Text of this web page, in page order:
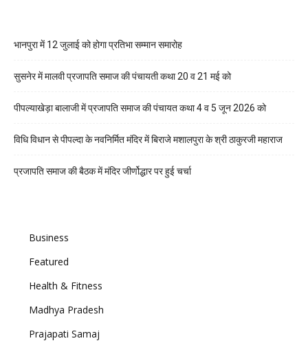
भानपुरा में 12 जुलाई को होगा प्रतिभा सम्मान समारोह
सुसनेर में मालवी प्रजापति समाज की पंचायती कथा 20 व 21 मई को
पीपल्याखेड़ा बालाजी में प्रजापति समाज की पंचायत कथा 4 व 5 जून 2026 को
विधि विधान से पीपल्दा के नवनिर्मित मंदिर में बिराजे मशालपुरा के श्री ठाकुरजी महाराज
प्रजापति समाज की बैठक में मंदिर जीर्णोद्धार पर हुई चर्चा
Business
Featured
Health & Fitness
Madhya Pradesh
Prajapati Samaj